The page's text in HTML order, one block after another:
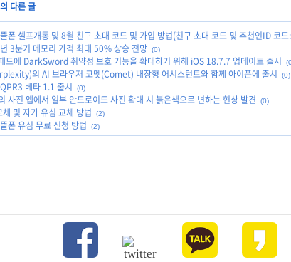
다른 글
폰 셀프개통 및 8월 친구 초대 코드 및 가입 방법(친구 초대 코드 및 추천인ID 코
3분기 메모리 가격 최대 50% 상승 전망 (0)
드에 DarkSword 취약점 보호 기능을 확대하기 위해 iOS 18.7.7 업데이트 출시
의 AI 브라우저 코멧(Comet) 내장형 어시스턴트와 함께 아이폰에 출시 (0)
베타 1.1 출시 (0)
사진 앱에서 일부 안드로이드 사진 확대 시 붉은색으로 변하는 현상 발견 (0)
및 자가 유심 교체 방법 (2)
폰 유심 무료 신청 방법 (2)